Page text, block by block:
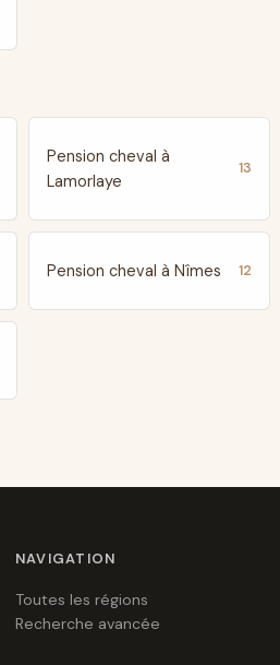
Pension cheval à
Lamorlaye
13
Pension cheval à Nîmes 12
NAVIGATION
Toutes les régions
Recherche avancée